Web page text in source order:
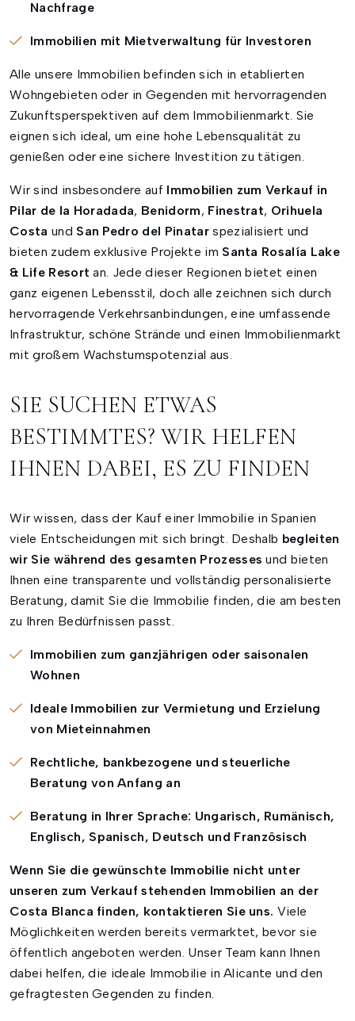
Nachfrage
Immobilien mit Mietverwaltung für Investoren
Alle unsere Immobilien befinden sich in etablierten
Wohngebieten oder in Gegenden mit hervorragenden
Zukunftsperspektiven auf dem Immobilienmarkt. Sie
eignen sich ideal, um eine hohe Lebensqualität zu
genießen oder eine sichere Investition zu tätigen.
Wir sind insbesondere auf Immobilien zum Verkauf in
Pilar de la Horadada, Benidorm, Finestrat, Orihuela
Costa und San Pedro del Pinatarspezialisiert und
bieten zudem exklusive Projekte im Santa Rosalía Lake
& Life Resort an. Jede dieser Regionen bietet einen
ganz eigenen Lebensstil, doch alle zeichnen sich durch
hervorragende Verkehrsanbindungen, eine umfassende
Infrastruktur, schöne Strände und einen Immobilienmarkt
mit großem Wachstumspotenzial aus.
SIE SUCHEN ETWAS
BESTIMMTES? WIR HELFEN
IHNEN DABEI, ES ZU FINDEN
Wir wissen, dass der Kauf einer Immobilie in Spanien
viele Entscheidungen mit sich bringt. Deshalb begleiten
wir Sie während des gesamten Prozesses und bieten
Ihnen eine transparente und vollständig personalisierte
Beratung, damit Sie die Immobilie finden, die am besten
zu Ihren Bedürfnissen passt.
Immobilien zum ganzjährigen oder saisonalen
Wohnen
Ideale Immobilien zur Vermietung und Erzielung
von Mieteinnahmen
Rechtliche, bankbezogene und steuerliche
Beratung von Anfang an
Beratung in Ihrer Sprache: Ungarisch, Rumänisch,
Englisch, Spanisch, Deutsch und Französisch
Wenn Sie die gewünschte Immobilie nicht unter
unseren zum Verkauf stehenden Immobilien an der
Costa Blanca finden, kontaktieren Sie uns. Viele
Möglichkeiten werden bereits vermarktet, bevor sie
öffentlich angeboten werden. Unser Team kann Ihnen
dabei helfen, die ideale Immobilie in Alicante und den
gefragtesten Gegenden zu finden.